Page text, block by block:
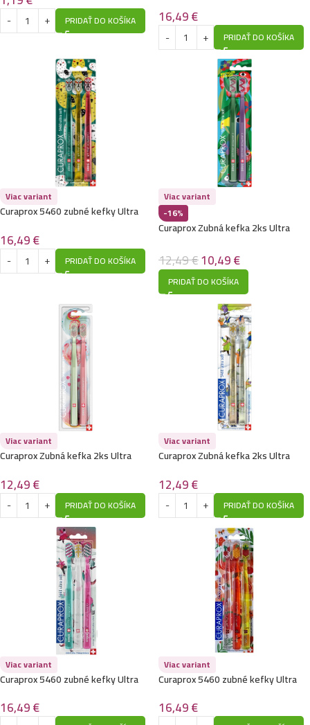
PRIDAŤ DO KOŠÍKA 16,49€
PRIDAŤ DO KOŠÍKA
Viac variant
Curaprox 5460 zubné kefky Ultra
16,49€
PRIDAŤ DO KOŠÍKA
-16%
Viac variant
Curaprox Zubná kefka 2ks Ultra
12,49€10,49€
PRIDAŤ DO KOŠÍKA
Viac variant
Curaprox Zubná kefka 2ks Ultra
12,49€
PRIDAŤ DO KOŠÍKA
Viac variant
Curaprox Zubná kefka 2ks Ultra
12,49€
PRIDAŤ DO KOŠÍKA
Viac variant
Curaprox 5460 zubné kefky Ultra
16,49€
Viac variant
Curaprox 5460 zubné kefky Ultra
16,49€